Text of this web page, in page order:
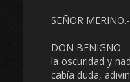
SEÑOR
DON
la oscuridad y
cabía duda,